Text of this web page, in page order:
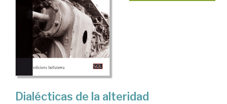
Dialécticas de la alteridad